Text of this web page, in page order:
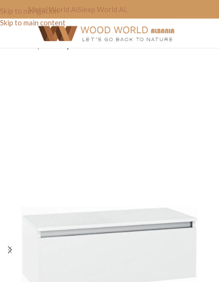
Skip to navigation
Skip to main content
Metal World AlSleep World AL